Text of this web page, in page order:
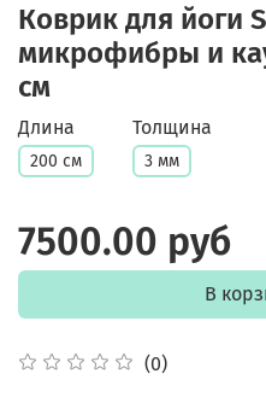
Коврик для йоги
микрофибры и каучука,
см
(0)
Длина
200 см
Толщина
3 мм
7500.00 руб
В